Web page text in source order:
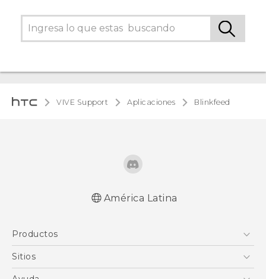
VIVE Support Aplicaciones Blinkfeed
América Latina
Productos
5G
Sitios
HTC Desarrollo